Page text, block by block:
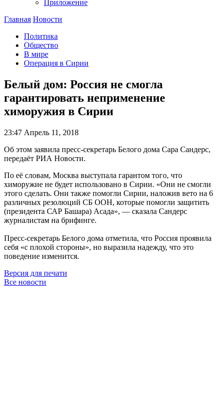
Приложение
Главная Новости
Политика
Общество
В мире
Операция в Сирии
Белый дом: Россия не смогла
гарантировать неприменение
химоружия в Сирии
23:47 Апрель 11, 2018
Об этом заявила пресс-секретарь Белого дома Сара Сандерс,
передаёт РИА Новости.
По её словам, Москва выступала гарантом того, что
химоружие не будет использовано в Сирии. «Они не смогли
этого сделать. Они также помогли Сирии, наложив вето на 6
различных резолюций СБ ООН, которые помогли защитить
(президента САР Башара) Асада», — сказала Сандерс
журналистам на брифинге.
Пресс-секретарь Белого дома отметила, что Россия проявила
себя «с плохой стороны», но выразила надежду, что это
поведение изменится.
Версия для печати
Все новости